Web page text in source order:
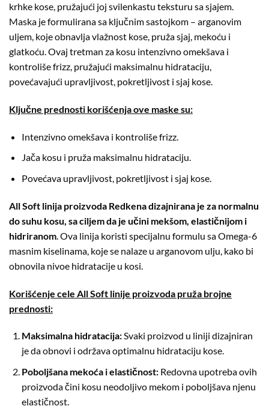
krhke kose, pružajući joj svilenkastu teksturu sa sjajem.
Maska je formulirana sa ključnim sastojkom – arganovim
uljem, koje obnavlja vlažnost kose, pruža sjaj, mekoću i
glatkoću. Ovaj tretman za kosu intenzivno omekšava i
kontroliše frizz, pružajući maksimalnu hidrataciju,
povećavajući upravljivost, pokretljivost i sjaj kose.
Ključne prednosti korišćenja ove maske su:
Intenzivno omekšava i kontroliše frizz.
Jača kosu i pruža maksimalnu hidrataciju.
Povećava upravljivost, pokretljivost i sjaj kose.
All Soft linija proizvoda Redkena dizajnirana je za normalnu
do suhu kosu, sa ciljem da je učini mekšom, elastičnijom i
hidriranom. Ova linija koristi specijalnu formulu sa Omega-6
masnim kiselinama, koje se nalaze u arganovom ulju, kako bi
obnovila nivoe hidratacije u kosi.
Korišćenje cele All Soft linije proizvoda pruža brojne
prednosti:
Maksimalna hidratacija:Svaki proizvod u liniji dizajniran
je da obnovi i održava optimalnu hidrataciju kose.
Poboljšana mekoća i elastičnost: Redovna upotreba ovih
proizvoda čini kosu neodoljivo mekom i poboljšava njenu
elastičnost.